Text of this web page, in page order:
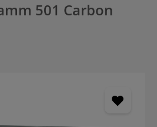
501 Carbon